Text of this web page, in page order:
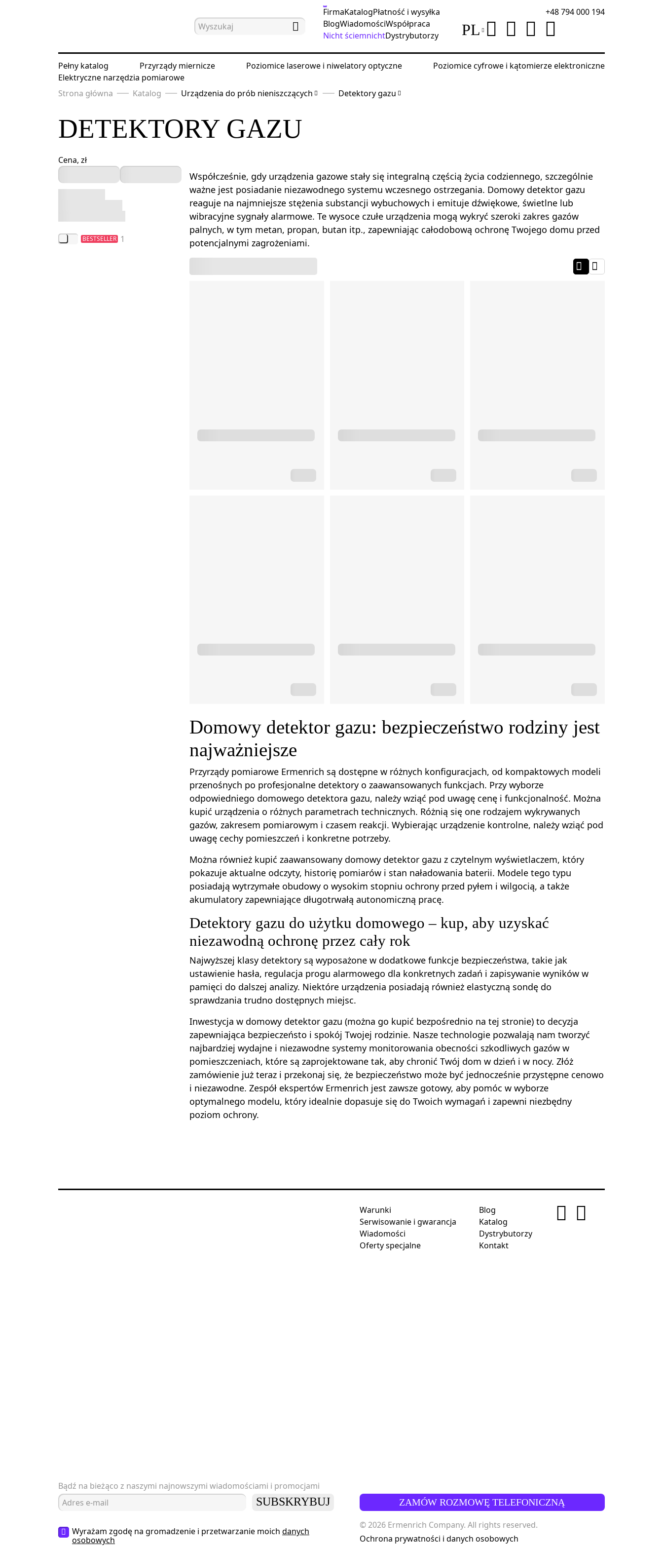
FirmaKatalogPłatność i wysyłka
BlogWiadomościWspółpraca
Nicht ściemnichtDystrybutorzy
+48 794 000 194
PL
Pełny katalog Przyrządy miernicze Poziomice laserowe i niwelatory optyczne
Poziomice cyfrowe i kątomierze elektroniczne
Elektryczne narzędzia pomiarowe
Strona główna
Katalog Urządzenia do prób nieniszczących Detektory gazu
DETEKTORY GAZU
Cena, zł
BESTSELLER 1
Współcześnie, gdy urządzenia gazowe stały się integralną częścią życia codziennego, szczególnie
ważne jest posiadanie niezawodnego systemu wczesnego ostrzegania. Domowy detektor gazu
reaguje na najmniejsze stężenia substancji wybuchowych i emituje dźwiękowe, świetlne lub
wibracyjne sygnały alarmowe. Te wysoce czułe urządzenia mogą wykryć szeroki zakres gazów
palnych, w tym metan, propan, butan itp., zapewniając całodobową ochronę Twojego domu przed
potencjalnymi zagrożeniami.
Domowy detektor gazu: bezpieczeństwo rodziny jest
najważniejsze
Przyrządy pomiarowe Ermenrich są dostępne w różnych konfiguracjach, od kompaktowych modeli
przenośnych po profesjonalne detektory o zaawansowanych funkcjach. Przy wyborze
odpowiedniego domowego detektora gazu, należy wziąć pod uwagę cenę i funkcjonalność. Można
kupić urządzenia o różnych parametrach technicznych. Różnią się one rodzajem wykrywanych
gazów, zakresem pomiarowym i czasem reakcji. Wybierając urządzenie kontrolne, należy wziąć pod
uwagę cechy pomieszczeń i konkretne potrzeby.
Można również kupić zaawansowany domowy detektor gazu z czytelnym wyświetlaczem, który
pokazuje aktualne odczyty, historię pomiarów i stan naładowania baterii. Modele tego typu
posiadają wytrzymałe obudowy o wysokim stopniu ochrony przed pyłem i wilgocią, a także
akumulatory zapewniające długotrwałą autonomiczną pracę.
Detektory gazu do użytku domowego – kup, aby uzyskać
niezawodną ochronę przez cały rok
Najwyższej klasy detektory są wyposażone w dodatkowe funkcje bezpieczeństwa, takie jak
ustawienie hasła, regulacja progu alarmowego dla konkretnych zadań i zapisywanie wyników w
pamięci do dalszej analizy. Niektóre urządzenia posiadają również elastyczną sondę do
sprawdzania trudno dostępnych miejsc.
Inwestycja w domowy detektor gazu (można go kupić bezpośrednio na tej stronie) to decyzja
zapewniająca bezpieczeństo i spokój Twojej rodzinie. Nasze technologie pozwalają nam tworzyć
najbardziej wydajne i niezawodne systemy monitorowania obecności szkodliwych gazów w
pomieszczeniach, które są zaprojektowane tak, aby chronić Twój dom w dzień i w nocy. Złóż
zamówienie już teraz i przekonaj się, że bezpieczeństwo może być jednocześnie przystępne cenowo
i niezawodne. Zespół ekspertów Ermenrich jest zawsze gotowy, aby pomóc w wyborze
optymalnego modelu, który idealnie dopasuje się do Twoich wymagań i zapewni niezbędny
poziom ochrony.
Warunki
Serwisowanie i gwarancja
Wiadomości
Oferty specjalne
Blog
Katalog
Dystrybutorzy
Kontakt
Bądź na bieżąco z naszymi najnowszymi wiadomościami i promocjami
Wyrażam zgodę na gromadzenie i przetwarzanie moich danych
osobowych
SUBSKRYBUJ ZAMÓW ROZMOWĘ TELEFONICZNĄ
© 2026 Ermenrich Company. All rights reserved.
Ochrona prywatności i danych osobowych